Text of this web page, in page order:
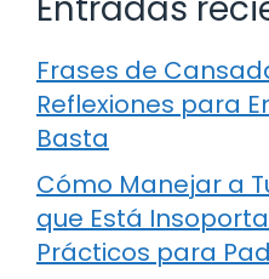
Frases de
Reflexiones para
Basta
Cómo Manejar a
que Está
Prácticos para